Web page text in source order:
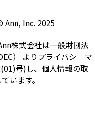
Inc. 2025
株式会社は一般財団法
） よりプライバシーマ
号)し、個人情報の取
います。